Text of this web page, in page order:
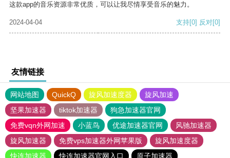
这款app的音乐资源非常优质，可以让我尽情享受音乐的魅力。
2024-04-04 支持[0] 反对[0]
友情链接
网站地图 QuickQ 旋风加速度器
旋风加速
坚果加速器
tiktok加速器
狗急加速器官网
免费vqn外网加速
小蓝鸟 优途加速器官网
风驰加速器
旋风加速器
免费vps加速器外网苹果版
旋风加速度器
快连加速器
快连加速器官网入口
原子加速器